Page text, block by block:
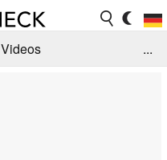
Videos
...